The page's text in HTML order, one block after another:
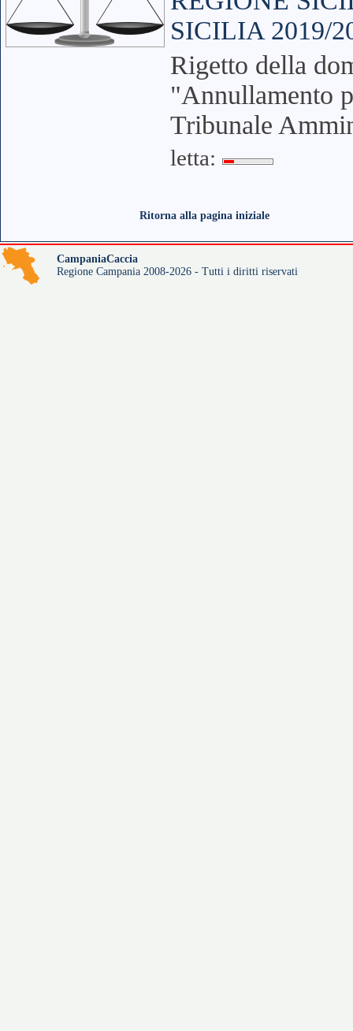
SICILIA 2019/
Rigetto della
"Annullamento
Tribunale
letta:
Ritorna alla pagina iniziale
CampaniaCaccia
Regione Campania 2008-2026 - Tutti i diritti riservati